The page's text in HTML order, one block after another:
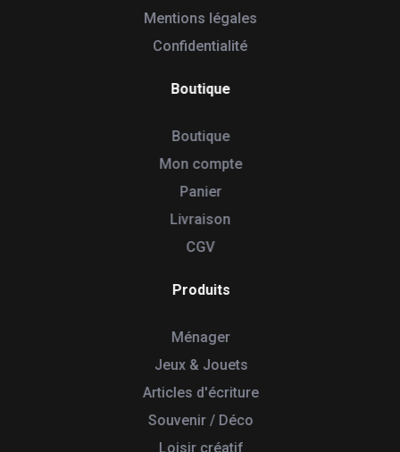
Mentions légales
Confidentialité
Boutique
Boutique
Mon compte
Panier
Livraison
CGV
Produits
Ménager
Jeux & Jouets
Articles d'écriture
Souvenir / Déco
Loisir créatif